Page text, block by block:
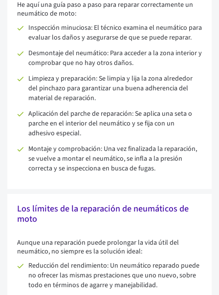
He aquí una guía paso a paso para reparar correctamente un
neumático de moto:
Inspección minuciosa: El técnico examina el neumático para
evaluar los daños y asegurarse de que se puede reparar.
Desmontaje del neumático: Para acceder a la zona interior y
comprobar que no hay otros daños.
Limpieza y preparación: Se limpia y lija la zona alrededor
del pinchazo para garantizar una buena adherencia del
material de reparación.
Aplicación del parche de reparación: Se aplica una seta o
parche en el interior del neumático y se fija con un
adhesivo especial.
Montaje y comprobación: Una vez finalizada la reparación,
se vuelve a montar el neumático, se infla a la presión
correcta y se inspecciona en busca de fugas.
Los límites de la reparación de neumáticos de
moto
Aunque una reparación puede prolongar la vida útil del
neumático, no siempre es la solución ideal:
Reducción del rendimiento: Un neumático reparado puede
no ofrecer las mismas prestaciones que uno nuevo, sobre
todo en términos de agarre y manejabilidad.